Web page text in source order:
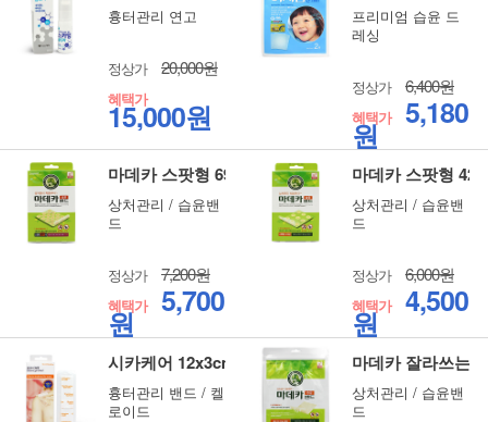
흉터관리 연고
정상가 20,000원
혜택가
15,000원
프리미엄 습윤 드
레싱
정상가 6,400원
혜택가 5,180
원
마데카 스팟형 69매
상처관리 / 습윤밴
드
정상가 7,200원
혜택가 5,700
원
마데카 스팟형 42
상처관리 / 습윤밴
드
정상가 6,000원
혜택가 4,500
원
시카케어 12x3cm 1매입
흉터관리 밴드 / 켈
로이드
마데카 잘라쓰는
상처관리 / 습윤밴
드